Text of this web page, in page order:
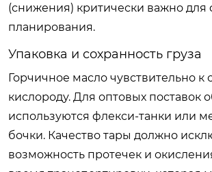
(снижения) критически важно для
планирования.
Упаковка и сохранность груза
Горчичное масло чувствительно к
кислороду. Для оптовых поставок
используются флекси-танки или
бочки. Качество тары должно
возможность протечек и